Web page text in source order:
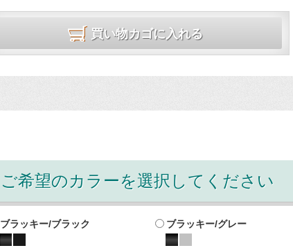
買い物カゴに入れる
ご希望のカラーを選択してください
ブラッキー/ブラック ブラッキー/グレー